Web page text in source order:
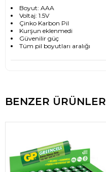
Boyut: AAA
Voltaj: 1.5V
Çinko Karbon Pil
Kurşun eklenmedi
Güvenilir güç
Tüm pil boyutları aralığı
BENZER ÜRÜNLER